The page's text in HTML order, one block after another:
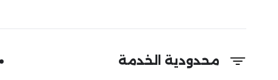
محدودية الخدمة